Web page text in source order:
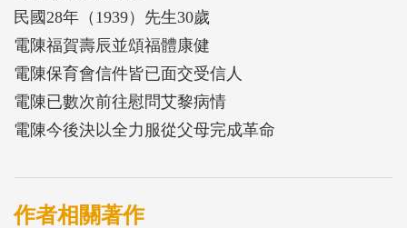
及駁斥《宋氏王朝》一書。
民國28年（1939）先生30歲
電陳福賀壽辰並頌福體康健
電陳保育會信件皆已面交受信人
電陳已數次前往慰問艾黎病情
電陳今後決以全力服從父母完成革命
作者相關著作